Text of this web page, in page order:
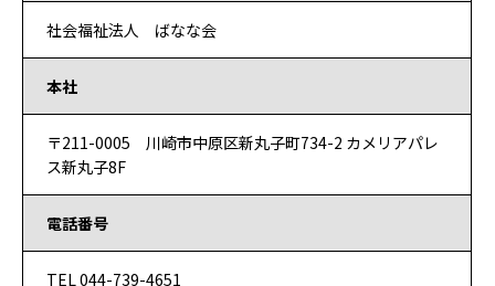
社会福祉法人 ばなな会
本社
〒211-0005 川崎市中原区新丸子町734-2 カメリアパレ
ス新丸子8F
電話番号
TEL 044-739-4651